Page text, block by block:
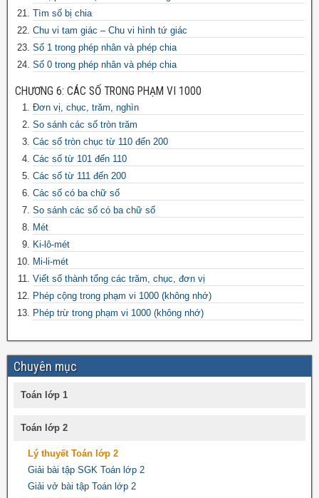
Tìm số bị chia
Chu vi tam giác – Chu vi hình tứ giác
Số 1 trong phép nhân và phép chia
Số 0 trong phép nhân và phép chia
CHƯƠNG 6: CÁC SỐ TRONG PHẠM VI 1000
Đơn vị, chục, trăm, nghìn
So sánh các số tròn trăm
Các số tròn chục từ 110 đến 200
Các số từ 101 đến 110
Các số từ 111 đến 200
Các số có ba chữ số
So sánh các số có ba chữ số
Mét
Ki-lô-mét
Mi-li-mét
Viết số thành tổng các trăm, chục, đơn vị
Phép cộng trong phạm vi 1000 (không nhớ)
Phép trừ trong phạm vi 1000 (không nhớ)
Chuyên mục
Toán lớp 1
Toán lớp 2
Lý thuyết Toán lớp 2
Giải bài tập SGK Toán lớp 2
Giải vở bài tập Toán lớp 2